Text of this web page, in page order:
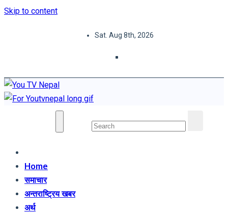
Skip to content
Sat. Aug 8th, 2026
Home
समाचार
अन्तराष्ट्रिय खबर
अर्थ